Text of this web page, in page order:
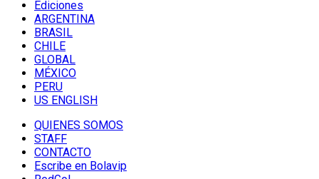
Ediciones
ARGENTINA
BRASIL
CHILE
GLOBAL
MÉXICO
PERU
US ENGLISH
QUIENES SOMOS
STAFF
CONTACTO
Escribe en Bolavip